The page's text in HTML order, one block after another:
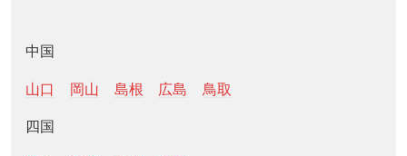
中国
山口 岡山 島根 広島 鳥取
四国